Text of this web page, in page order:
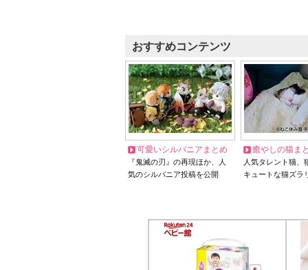
おすすめコンテンツ
可愛いシルバニアまとめ
『鬼滅の刃』の再現ほか、人
気のシルバニア投稿を公開
癒やしの猫ま
人気タレント猫
キュートな猫ズラ